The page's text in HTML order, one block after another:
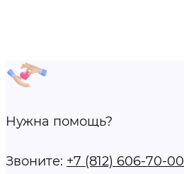
Нужна помощь?
Звоните: +7 (812) 606-70-00